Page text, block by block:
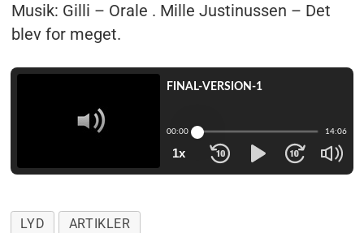
Musik: Gilli – Orale . Mille Justinussen – Det
blev for meget.
LYD ARTIKLER